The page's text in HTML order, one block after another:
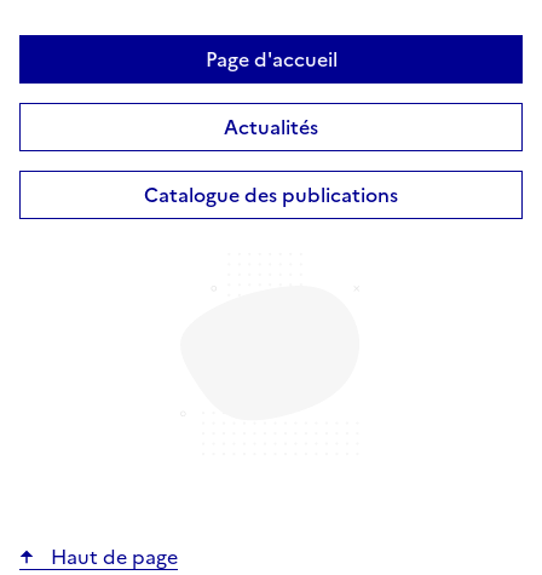
Page d'accueil
Actualités
Catalogue des publications
Haut de page